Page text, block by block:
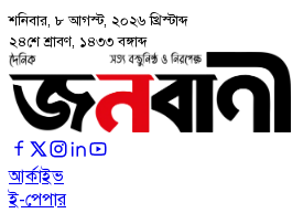
শনিবার, ৮ আগস্ট, ২০২৬ খ্রিস্টাব্দ
২৪শে শ্রাবণ, ১৪৩৩ বঙ্গাব্দ
আর্কাইভ
ই-পেপার